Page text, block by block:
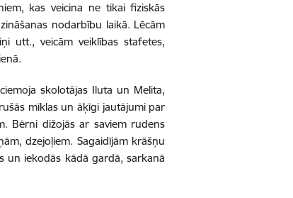
kas veicina ne tikai fiziskās
nodarbību laikā. Lēcām
utt., veicām veiklības stafetes,
skolotājas Iluta un Melita,
mīklas un āķīgi jautājumi par
Bērni dižojās ar saviem rudens
dzejoļiem. Sagaidījām krāšņu
un iekodās kādā gardā, sarkanā